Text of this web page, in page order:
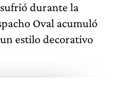
durante la
Oval acumuló
estilo decorativo